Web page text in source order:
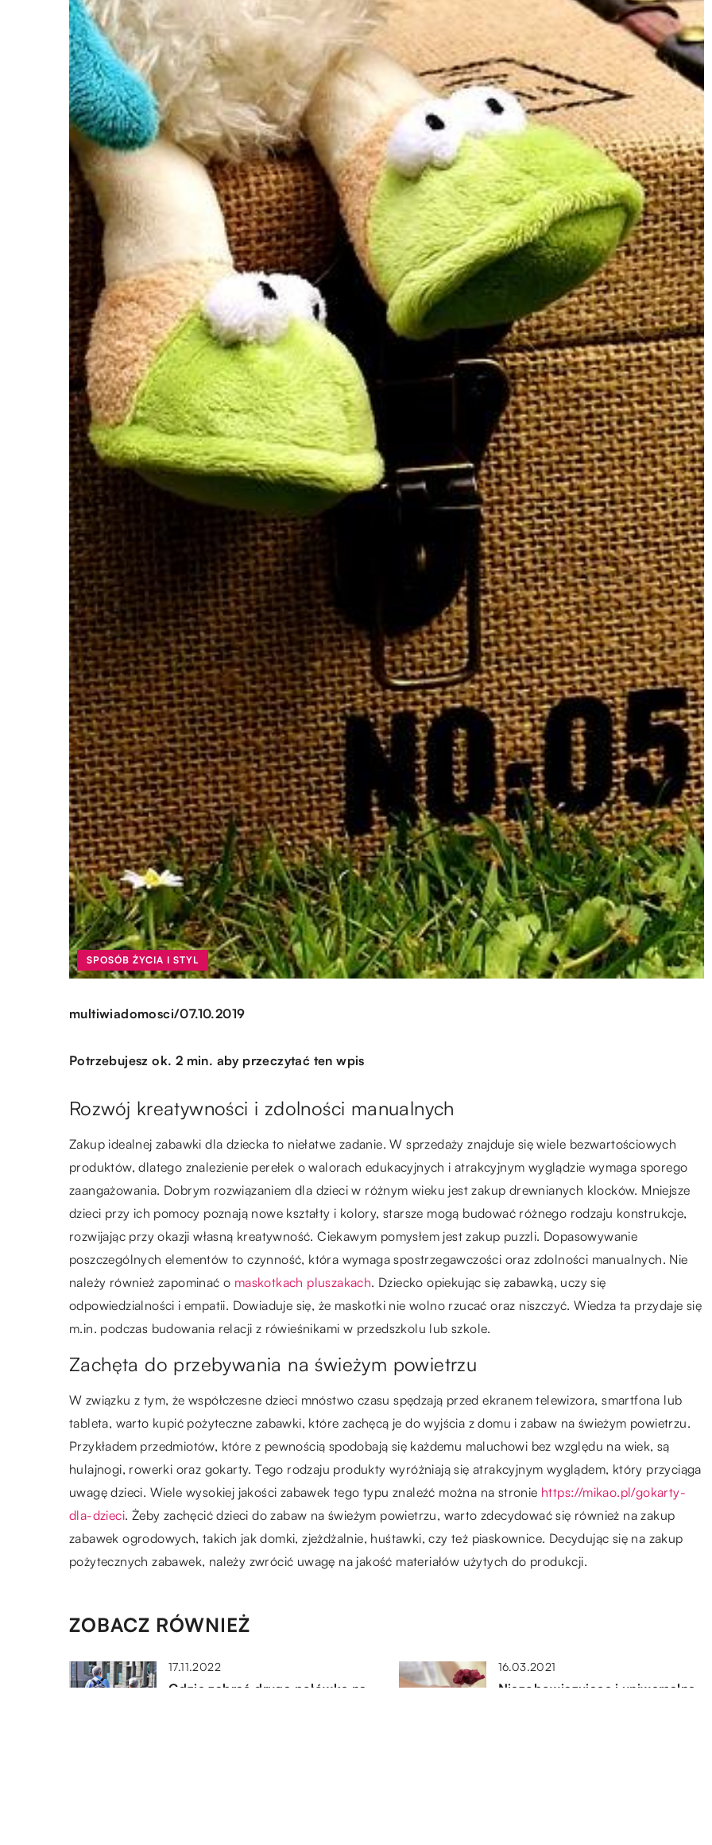
SPOSÓB ŻYCIA I STYL
multiwiadomosci/07.10.2019
Potrzebujesz ok. 2 min. aby przeczytać ten wpis
Rozwój kreatywności i zdolności manualnych
Zakup idealnej zabawki dla dziecka to niełatwe zadanie. W sprzedaży znajduje się wiele bezwartościowych
produktów, dlatego znalezienie perełek o walorach edukacyjnych i atrakcyjnym wyglądzie wymaga sporego
zaangażowania. Dobrym rozwiązaniem dla dzieci w różnym wieku jest zakup drewnianych klocków. Mniejsze
dzieci przy ich pomocy poznają nowe kształty i kolory, starsze mogą budować różnego rodzaju konstrukcje,
rozwijając przy okazji własną kreatywność. Ciekawym pomysłem jest zakup puzzli. Dopasowywanie
poszczególnych elementów to czynność, która wymaga spostrzegawczości oraz zdolności manualnych. Nie
należy również zapominać o maskotkach pluszakach. Dziecko opiekując się zabawką, uczy się
odpowiedzialności i empatii. Dowiaduje się, że maskotki nie wolno rzucać oraz niszczyć. Wiedza ta przydaje się
m.in. podczas budowania relacji z rówieśnikami w przedszkolu lub szkole.
Zachęta do przebywania na świeżym powietrzu
W związku z tym, że współczesne dzieci mnóstwo czasu spędzają przed ekranem telewizora, smartfona lub
tableta, warto kupić pożyteczne zabawki, które zachęcą je do wyjścia z domu i zabaw na świeżym powietrzu.
Przykładem przedmiotów, które z pewnością spodobają się każdemu maluchowi bez względu na wiek, są
hulajnogi, rowerki oraz gokarty. Tego rodzaju produkty wyróżniają się atrakcyjnym wyglądem, który przyciąga
uwagę dzieci. Wiele wysokiej jakości zabawek tego typu znaleźć można na stronie https://mikao.pl/gokarty-
dla-dzieci. Żeby zachęcić dzieci do zabaw na świeżym powietrzu, warto zdecydować się również na zakup
zabawek ogrodowych, takich jak domki, zjeżdżalnie, huśtawki, czy też piaskownice. Decydując się na zakup
pożytecznych zabawek, należy zwrócić uwagę na jakość materiałów użytych do produkcji.
ZOBACZ RÓWNIEŻ
17.11.2022
Gdzie zabrać drugą połówkę na
16.03.2021
Niezobowiązujące i uniwersalne